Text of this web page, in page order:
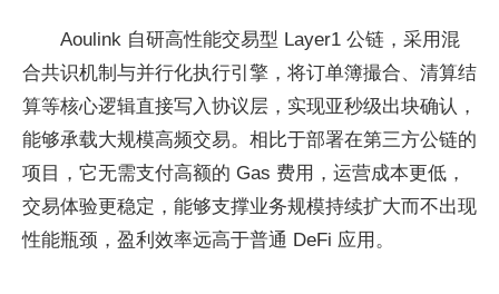
Aoulink 自研高性能交易型 Layer1 公链，采用混
合共识机制与并行化执行引擎，将订单簿撮合、清算结
算等核心逻辑直接写入协议层，实现亚秒级出块确认，
能够承载大规模高频交易。相比于部署在第三方公链的
项目，它无需支付高额的 Gas 费用，运营成本更低，
交易体验更稳定，能够支撑业务规模持续扩大而不出现
性能瓶颈，盈利效率远高于普通 DeFi 应用。